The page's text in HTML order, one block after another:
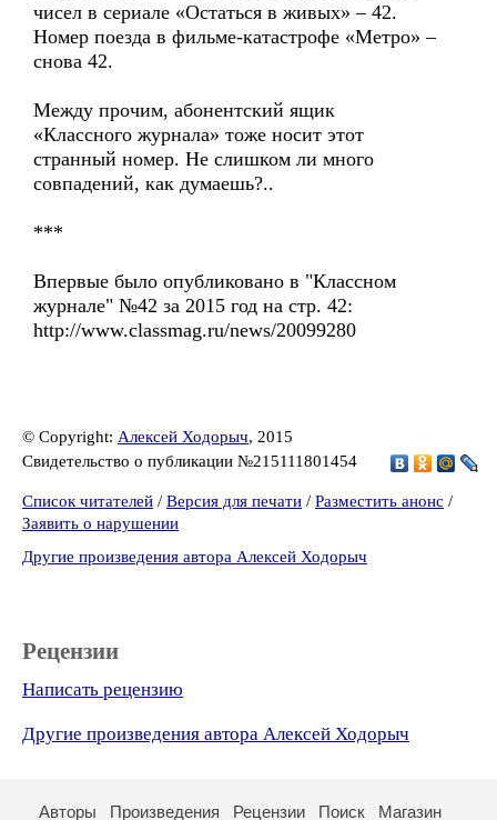
чисел в сериале «Остаться в живых» – 42.
Номер поезда в фильме-катастрофе «Метро» –
снова 42.
Между прочим, абонентский ящик
«Классного журнала» тоже носит этот
странный номер. Не слишком ли много
совпадений, как думаешь?..
***
Впервые было опубликовано в "Классном
журнале" №42 за 2015 год на стр. 42:
http://www.classmag.ru/news/20099280
© Copyright: Алексей Ходорыч, 2015
Свидетельство о публикации №215111801454
Список читателей / Версия для печати / Разместить анонс /
Заявить о нарушении
Другие произведения автора Алексей Ходорыч
Рецензии
Написать рецензию
Другие произведения автора Алексей Ходорыч
Авторы Произведения Рецензии Поиск Магазин